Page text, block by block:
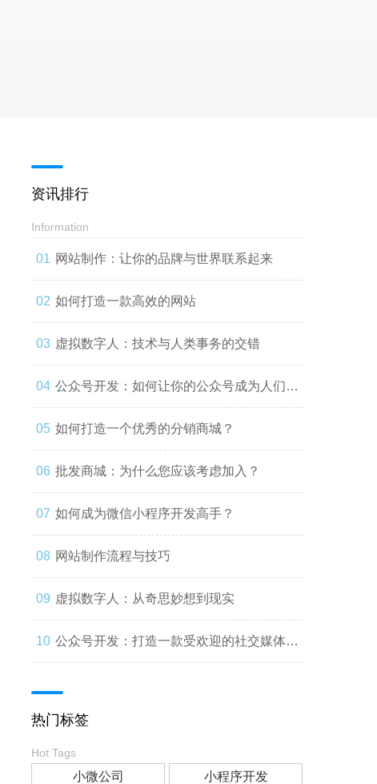
资讯排行
Information
网站制作：让你的品牌与世界联系起来
如何打造一款高效的网站
虚拟数字人：技术与人类事务的交错
公众号开发：如何让你的公众号成为人们心
中的第一选择
如何打造一个优秀的分销商城？
批发商城：为什么您应该考虑加入？
如何成为微信小程序开发高手？
网站制作流程与技巧
虚拟数字人：从奇思妙想到现实
公众号开发：打造一款受欢迎的社交媒体应
热门标签
Hot Tags
小微公司 小程序开发